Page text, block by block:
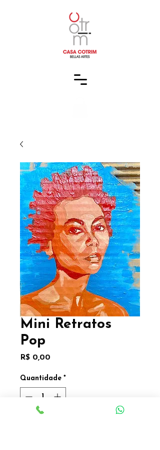
Mini Retratos
Pop
R$ 0,00
Quantidade *
Adicionar a Lista